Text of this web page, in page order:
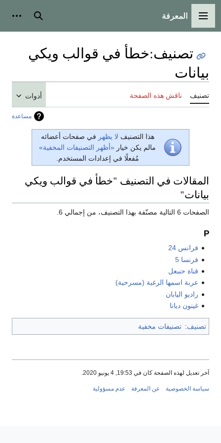
القائمة الرئيسية
المعرفة بحث
تصنيف:خطأ في قوالب ويكي
بيانات
تصنيف ناقش هذه الصفحة أدوات
مساعدة
هذا التصنيف لا يظهر في صفحات أعضائه
مالم يكن خيار «أظهر التصنيفات المخفية»
مُفعلًا في إعدادات المستخدم.
المقالات في التصنيف "خطأ في قوالب ويكي
بيانات"
الصفحات 6 التالية مصنّفة بهذا التصنيف، من إجمالي 6.
P
فرانس 24
فرنسا 5
قناة حنبعل
عربة اسمها الرغبة (مسرحية)
راديو اليابان
غينون ديانا
تصنيف: تصنيفات مخفية
آخر تعديل لهذه الصفحة كان في 19:53, 4 يونيو 2020.
سياسة الخصوصية عن المعرفة عدم مسؤولية